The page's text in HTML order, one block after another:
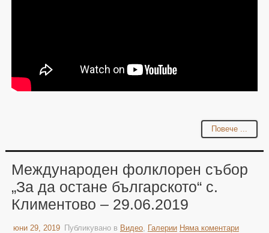
Повече ...
Международен фолклорен събор
„За да остане българското“ с.
Климентово – 29.06.2019
юни 29, 2019 Публикувано в Видео, Галерии Няма коментари